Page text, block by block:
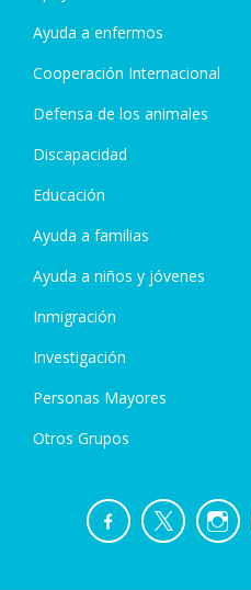
Ayuda a enfermos
Cooperación Internacional
Defensa de los animales
Discapacidad
Educación
Ayuda a familias
Ayuda a niños y jóvenes
Inmigración
Investigación
Personas Mayores
Otros Grupos